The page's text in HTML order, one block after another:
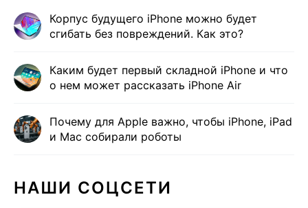
Корпус будущего iPhone можно будет
сгибать без повреждений. Как это?
Каким будет первый складной iPhone и что
о нем может рассказать iPhone Air
Почему для Apple важно, чтобы iPhone, iPad
и Mac собирали роботы
НАШИ СОЦСЕТИ